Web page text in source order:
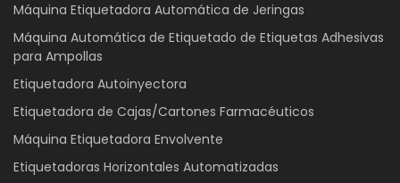
Máquina Etiquetadora Automática de Jeringas
Máquina Automática de Etiquetado de Etiquetas Adhesivas
para Ampollas
Etiquetadora Autoinyectora
Etiquetadora de Cajas/Cartones Farmacéuticos
Máquina Etiquetadora Envolvente
Etiquetadoras Horizontales Automatizadas